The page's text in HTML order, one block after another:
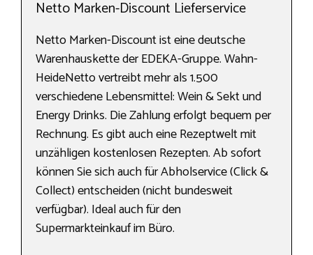
Netto Marken-Discount Lieferservice
Netto Marken-Discount ist eine deutsche
Warenhauskette der EDEKA-Gruppe. Wahn-
HeideNetto vertreibt mehr als 1.500
verschiedene Lebensmittel: Wein & Sekt und
Energy Drinks. Die Zahlung erfolgt bequem per
Rechnung. Es gibt auch eine Rezeptwelt mit
unzähligen kostenlosen Rezepten. Ab sofort
können Sie sich auch für Abholservice (Click &
Collect) entscheiden (nicht bundesweit
verfügbar). Ideal auch für den
Supermarkteinkauf im Büro.